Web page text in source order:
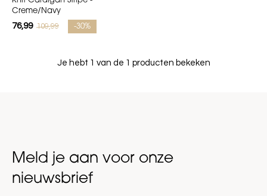
Creme/Navy
76,99 109,99 -30%
Je hebt 1 van de 1 producten bekeken
Meld je aan voor onze
nieuwsbrief